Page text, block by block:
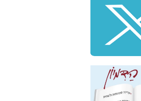
(עד
מנכ"ל משרד
- עד
בחקירה"?
השר
לא נחקר
כאן